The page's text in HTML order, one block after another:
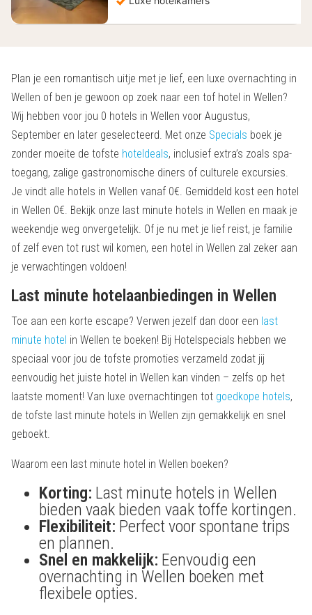
Plan je een romantisch uitje met je lief, een luxe overnachting in
Wellen of ben je gewoon op zoek naar een tof hotel in Wellen?
Wij hebben voor jou 0 hotels in Wellen voor Augustus,
September en later geselecteerd. Met onze Specials boek je
zonder moeite de tofste hoteldeals, inclusief extra’s zoals spa-
toegang, zalige gastronomische diners of culturele excursies.
Je vindt alle hotels in Wellen vanaf 0€. Gemiddeld kost een hotel
in Wellen 0€. Bekijk onze last minute hotels in Wellen en maak je
weekendje weg onvergetelijk. Of je nu met je lief reist, je familie
of zelf even tot rust wil komen, een hotel in Wellen zal zeker aan
je verwachtingen voldoen!
Last minute hotelaanbiedingen in Wellen
Toe aan een korte escape? Verwen jezelf dan door een last
minute hotel in Wellen te boeken! Bij Hotelspecials hebben we
speciaal voor jou de tofste promoties verzameld zodat jij
eenvoudig het juiste hotel in Wellen kan vinden – zelfs op het
laatste moment! Van luxe overnachtingen tot goedkope hotels,
de tofste last minute hotels in Wellen zijn gemakkelijk en snel
geboekt.
Waarom een last minute hotel in Wellen boeken?
Korting: Last minute hotels in Wellen
bieden vaak bieden vaak toffe kortingen.
Flexibiliteit: Perfect voor spontane trips
en plannen.
Snel en makkelijk: Eenvoudig een
overnachting in Wellen boeken met
flexibele opties.